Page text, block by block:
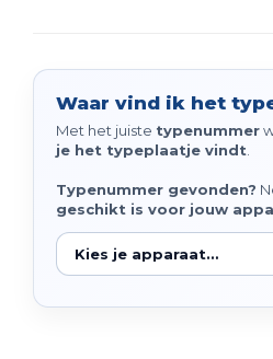
Waar vind ik het
Met het juiste typenummer
je het typeplaatje vindt
Typenummer gevonden?
geschikt is voor jouw